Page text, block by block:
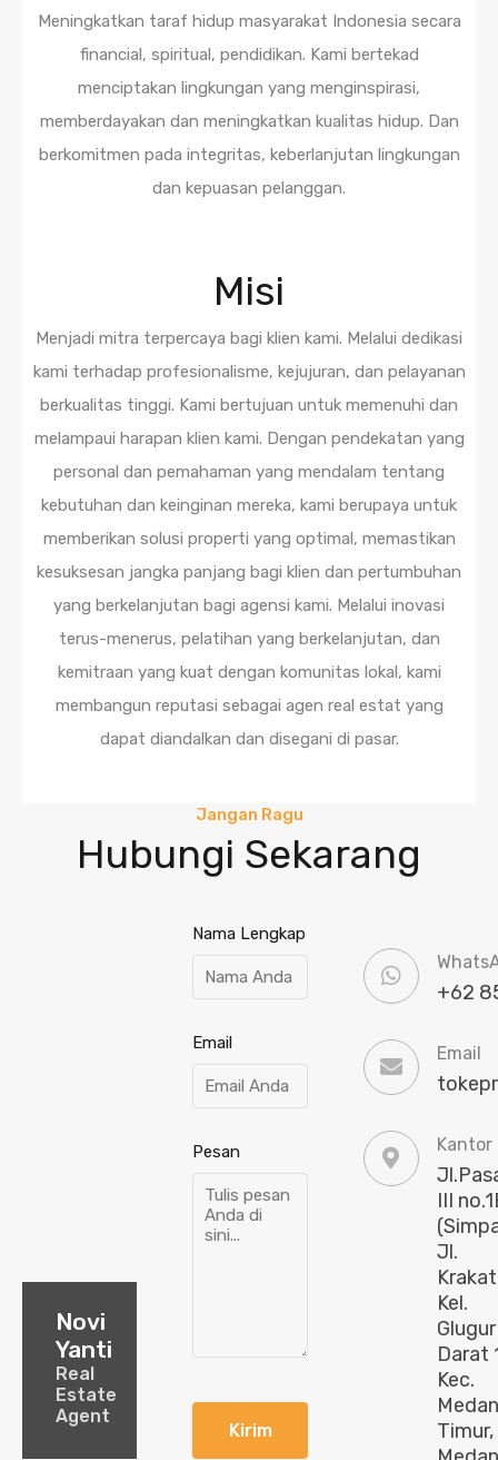
Meningkatkan taraf hidup masyarakat Indonesia secara
financial, spiritual, pendidikan. Kami bertekad
menciptakan lingkungan yang menginspirasi,
memberdayakan dan meningkatkan kualitas hidup. Dan
berkomitmen pada integritas, keberlanjutan lingkungan
dan kepuasan pelanggan.
Misi
Menjadi mitra terpercaya bagi klien kami. Melalui dedikasi
kami terhadap profesionalisme, kejujuran, dan pelayanan
berkualitas tinggi. Kami bertujuan untuk memenuhi dan
melampaui harapan klien kami. Dengan pendekatan yang
personal dan pemahaman yang mendalam tentang
kebutuhan dan keinginan mereka, kami berupaya untuk
memberikan solusi properti yang optimal, memastikan
kesuksesan jangka panjang bagi klien dan pertumbuhan
yang berkelanjutan bagi agensi kami. Melalui inovasi
terus-menerus, pelatihan yang berkelanjutan, dan
kemitraan yang kuat dengan komunitas lokal, kami
membangun reputasi sebagai agen real estat yang
dapat diandalkan dan disegani di pasar.
Jangan Ragu
Hubungi Sekarang
Novi
Yanti
Real
Estate
Agent
Nama Lengkap
Email
Pesan
‪+62
Email
Kantor
III
Jl.
Kel.
Glugur
Darat
Kec.
Medan
Timur,